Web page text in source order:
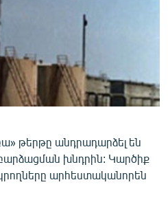
թերթը անդրադարձել են
բարձացման խնդրին: Կարծիք
արհեստականորեն